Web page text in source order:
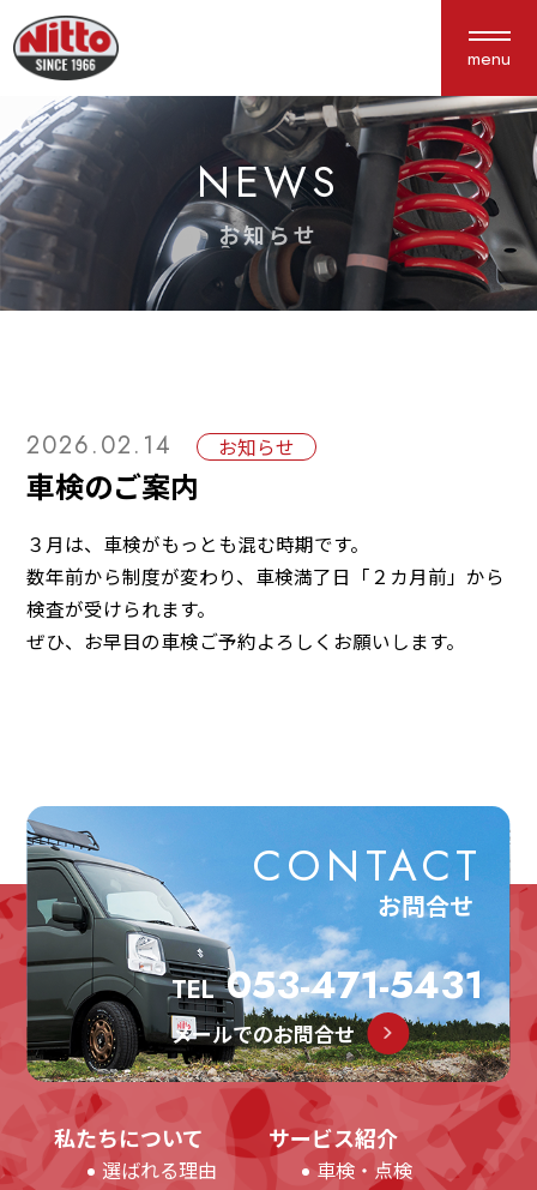
menu
About us
私たちについて
選ばれる理由
Service
サービス紹介
車検・点検
カスタム
Works
施工＆販売実績 お客様の声
Recruit
採用情報
NEWS
お知らせ
2026.02.14 お知らせ
車検のご案内
３月は、車検がもっとも混む時期です。
数年前から制度が変わり、車検満了日「２カ月前」から
検査が受けられます。
ぜひ、お早目の車検ご予約よろしくお願いします。
CONTACT
お問合せ
TEL053-471-5431
メールでのお問合せ
私たちについて
選ばれる理由
サービス紹介
車検・点検